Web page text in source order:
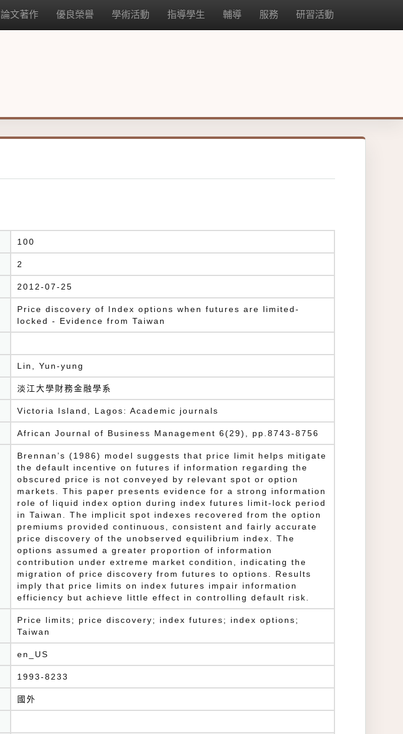
論文著作 優良榮譽 學術活動 指導學生 輔導 服務 研習活動
100
2
2012-07-25
Price discovery of Index options when futures are limited-
locked - Evidence from Taiwan
Lin, Yun-yung
淡江大學財務金融學系
Victoria Island, Lagos: Academic journals
African Journal of Business Management 6(29), pp.8743-8756
Brennan’s (1986) model suggests that price limit helps mitigate
the default incentive on futures if information regarding the
obscured price is not conveyed by relevant spot or option
markets. This paper presents evidence for a strong information
role of liquid index option during index futures limit-lock period
in Taiwan. The implicit spot indexes recovered from the option
premiums provided continuous, consistent and fairly accurate
price discovery of the unobserved equilibrium index. The
options assumed a greater proportion of information
contribution under extreme market condition, indicating the
migration of price discovery from futures to options. Results
imply that price limits on index futures impair information
efficiency but achieve little effect in controlling default risk.
Price limits; price discovery; index futures; index options;
Taiwan
en_US
1993-8233
國外